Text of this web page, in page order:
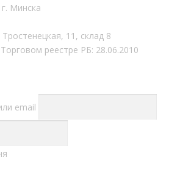
Минска
11, склад 8
реестре РБ: 28.06.2010
email